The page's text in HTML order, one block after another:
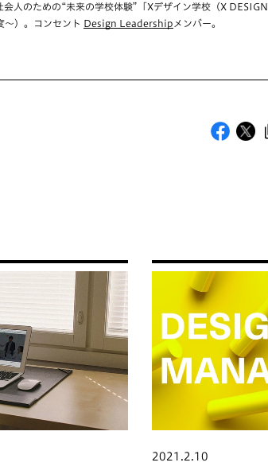
人のための“未来の学校体験”「Xデザイン学校（X DESIGN
）。コンセント Design Leadership メンバー。
2021.2.10